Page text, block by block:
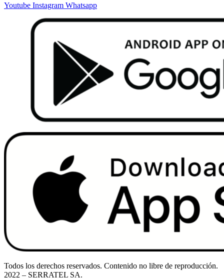
Youtube Instagram Whatsapp
Todos los derechos reservados. Contenido no libre de reproducción.
2022 – SERRATEL SA.